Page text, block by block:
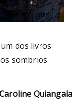
dos livros
sombrios
Quiangala